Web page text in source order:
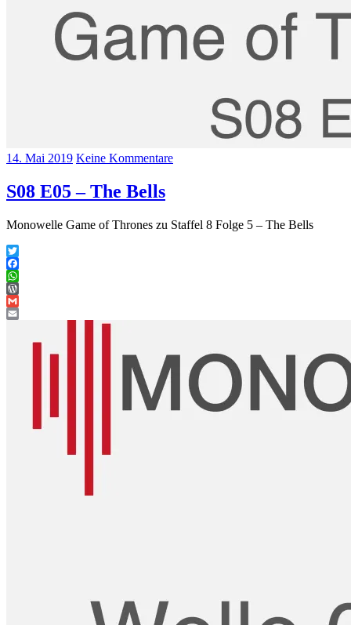
14. Mai 2019 Keine Kommentare
S08 E05 – The Bells
Monowelle Game of Thrones zu Staffel 8 Folge 5 – The Bells
Twitter
Facebook
WhatsApp
WordPress
Gmail